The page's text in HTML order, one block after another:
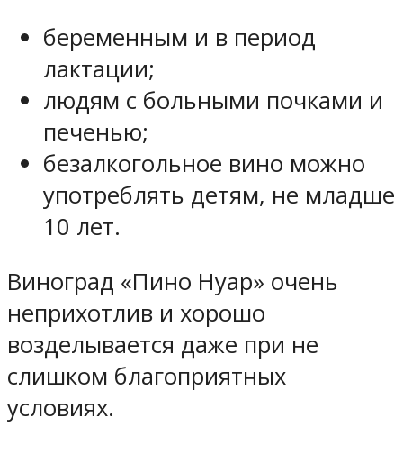
беременным и в период
лактации;
людям с больными почками и
печенью;
безалкогольное вино можно
употреблять детям, не младше
10 лет.
Виноград «Пино Нуар» очень
неприхотлив и хорошо
возделывается даже при не
слишком благоприятных
условиях.